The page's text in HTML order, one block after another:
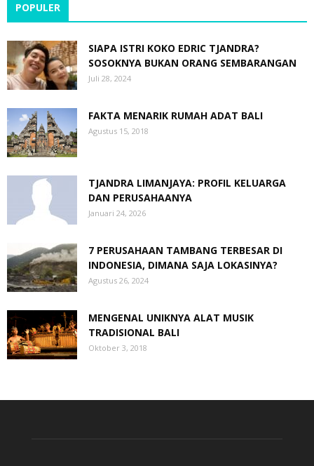
POPULER
SIAPA ISTRI KOKO EDRIC TJANDRA?
SOSOKNYA BUKAN ORANG SEMBARANGAN
Juli 28, 2024
FAKTA MENARIK RUMAH ADAT BALI
Agustus 15, 2018
TJANDRA LIMANJAYA: PROFIL KELUARGA
DAN PERUSAHAANYA
Januari 24, 2026
7 PERUSAHAAN TAMBANG TERBESAR DI
INDONESIA, DIMANA SAJA LOKASINYA?
Agustus 26, 2024
MENGENAL UNIKNYA ALAT MUSIK
TRADISIONAL BALI
Oktober 3, 2018